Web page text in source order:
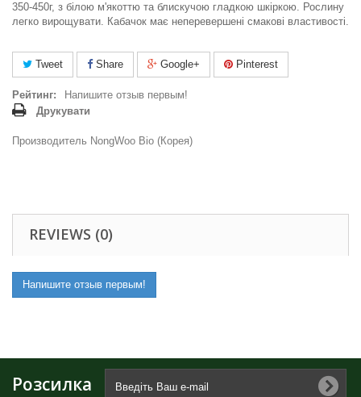
350-450г, з білою м'якоттю та блискучою гладкою шкіркою. Рослину
легко вирощувати. Кабачок має неперевершені смакові властивості.
Tweet Share Google+ Pinterest
Рейтинг:
Напишите отзыв первым!
Друкувати
Производитель NongWoo Bio (Корея)
REVIEWS (0)
Напишите отзыв первым!
Розсилка